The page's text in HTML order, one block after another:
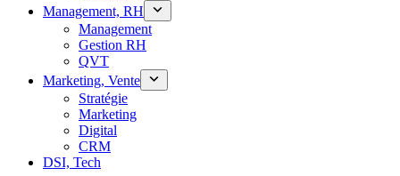
Management, RH
Management
Gestion RH
QVT
Marketing, Vente
Stratégie
Marketing
Digital
CRM
DSI, Tech